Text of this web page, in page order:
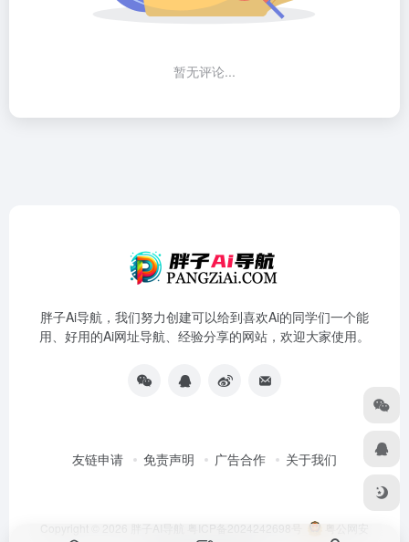
暂无评论...
胖子Ai导航，我们努力创建可以给到喜欢Ai的同学们一个能
用、好用的Ai网址导航、经验分享的网站，欢迎大家使用。
友链申请 免责声明 广告合作 关于我们
Copyright © 2026 胖子AI导航 粤ICP备2024242698号
粤公网安